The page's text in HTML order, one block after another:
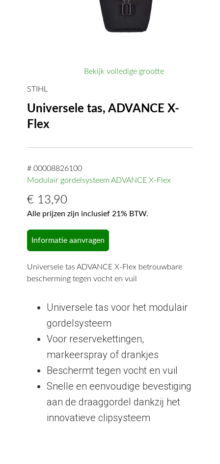
Bekijk volledige grootte
STIHL
Universele tas, ADVANCE X-
Flex
# 00008826100
Modulair gordelsysteem ADVANCE X-Flex
€ 13,90
Alle prijzen zijn inclusief 21% BTW.
Informatie aanvragen
Universele tas ADVANCE X-Flex betrouwbare
bescherming tegen vocht en vuil
Universele tas voor het modulair
gordelsysteem
Voor reservekettingen,
markeerspray of drankjes
Beschermt tegen vocht en vuil
Snelle en eenvoudige bevestiging
aan de draaggordel dankzij het
innovatieve clipsysteem